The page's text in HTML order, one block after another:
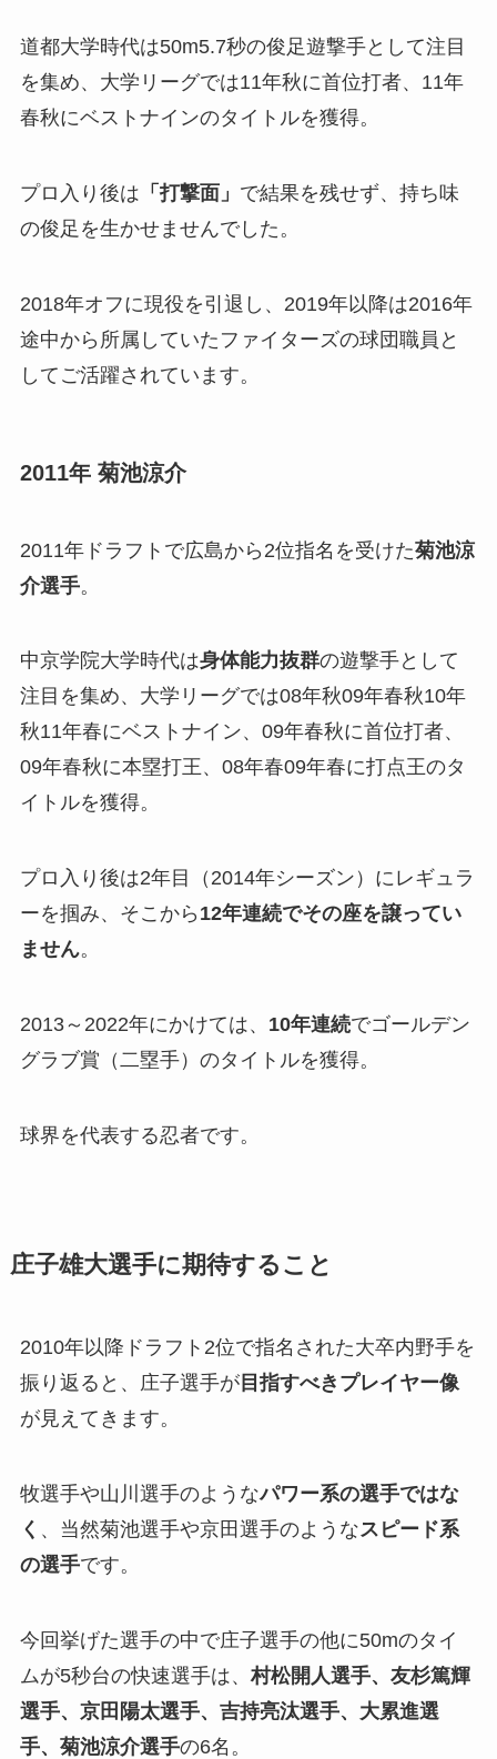
道都大学時代は50m5.7秒の俊足遊撃手として注目
を集め、大学リーグでは11年秋に首位打者、11年
春秋にベストナインのタイトルを獲得。
プロ入り後は 「打撃面」 で結果を残せず、持ち味
の俊足を生かせませんでした。
2018年オフに現役を引退し、2019年以降は2016年
途中から所属していたファイターズの球団職員と
してご活躍されています。
2011年 菊池涼介
2011年ドラフトで広島から2位指名を受けた菊池涼
介選手。
中京学院大学時代は身体能力抜群の遊撃手として
注目を集め、大学リーグでは08年秋09年春秋10年
秋11年春にベストナイン、09年春秋に首位打者、
09年春秋に本塁打王、08年春09年春に打点王のタ
イトルを獲得。
プロ入り後は2年目（2014年シーズン）にレギュラ
ーを掴み、そこから 12年連続でその座を譲ってい
ません。
2013～2022年にかけては、 10年連続でゴールデン
グラブ賞（二塁手）のタイトルを獲得。
球界を代表する忍者です。
庄子雄大選手に期待すること
2010年以降ドラフト2位で指名された大卒内野手を
振り返ると、庄子選手が目指すべきプレイヤー像
が見えてきます。
牧選手や山川選手のようなパワー系の選手ではな
く 、当然菊池選手や京田選手のようなスピード系
の選手です。
今回挙げた選手の中で庄子選手の他に50mのタイ
ムが5秒台の快速選手は、村松開人選手、友杉篤輝
選手、京田陽太選手、吉持亮汰選手、大累進選
手、菊池涼介選手の6名。